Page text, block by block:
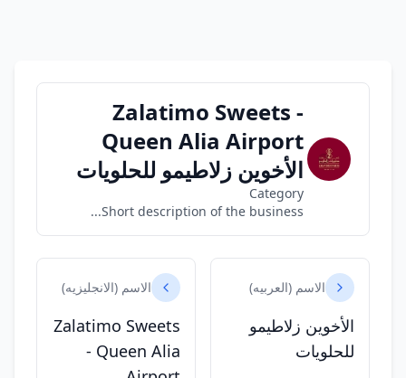
Zalatimo Sweets -
Queen Alia Airport
الأخوين زلاطيمو للحلويات
Category
Short description of the business...
الاسم (العربيه)
الأخوين زلاطيمو
للحلويات
الاسم (الانجليزيه)
Zalatimo Sweets
- Queen Alia